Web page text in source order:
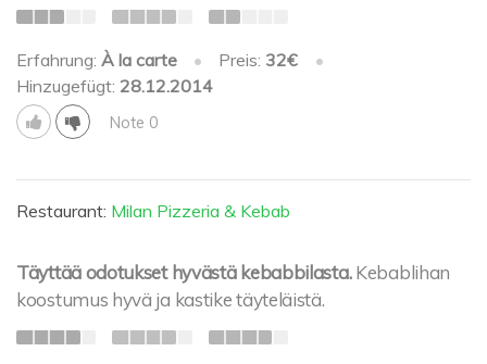
Erfahrung: À la carte • Preis: 32€
•
Hinzugefügt: 28.12.2014
Note 0
Restaurant: Milan Pizzeria & Kebab
Täyttää odotukset hyvästä kebabbilasta. Kebablihan
koostumus hyvä ja kastike täyteläistä.